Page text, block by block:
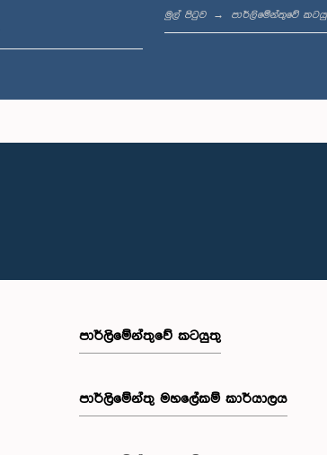
මුල් පිටුව පාර්ලිමේන්තුවේ
පාර්ලිමේන්තුවේ කටයුතු
පාර්ලිමේන්තු මහලේකම් කාර්යාලය